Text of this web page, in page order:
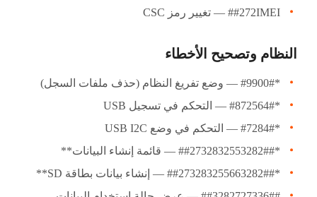
#272IMEI# — تغيير رمز CSC
النظام وتصحيح الأخطاء
*#9900# — وضع تفريغ النظام (حذف ملفات السجل)
*#872564# — التحكم في تسجيل USB
*#7284# — التحكم في وضع USB I2C
*##2732832553282## — قائمة إنشاء البيانات**
*##273283255663282## — إنشاء بيانات بطاقة SD**